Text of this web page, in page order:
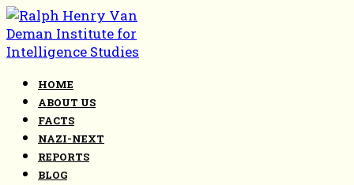
Skip
to
content
HOME
ABOUT US
FACTS
NAZI-NEXT
REPORTS
BLOG